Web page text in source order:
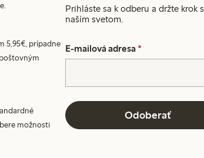
5,95€, prípadne
možnosti
Prihláste sa k odberu a držte krok s
naším svetom.
E-mailová adresa *
Odoberať